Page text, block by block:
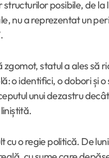
posibile, de la
nu a reprezentat un
zgomot, statul a ales
o identifici, o dobori și
unui dezastru
o regie politică. De